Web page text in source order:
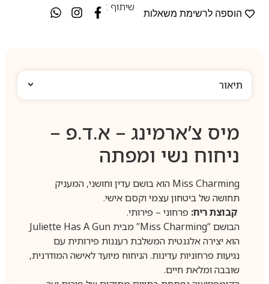
הוספה לרשימת משאלות
שיתוף :
תיאור
מיס צ’ארמינג – א.ד.פ –
ניחוח נשי ומפתה
Miss Charming הוא בושם עדין וחושני, המעניק
תחושה של ביטחון עצמי וקסם אישי.
קבוצת ריח:פרחוני – פירותי.
הבושם “Miss Charming” מבית Juliette Has A Gun
הוא יצירה אלגנטית המשלבת רעננות פירותית עם
נגיעות פרחוניות עדינות. הניחוח מיועד לאישה המודרנית,
שובבה ומלאת חיים.